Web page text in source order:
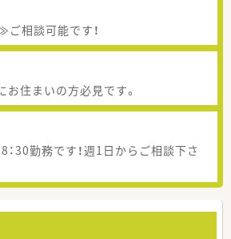
相談可能です！
お住まいの方必見です。
：30勤務です！週1日からご相談下さ